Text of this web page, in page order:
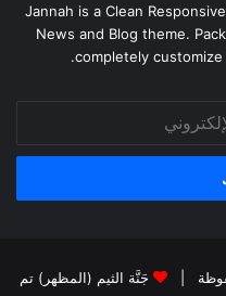
Jannah is a Clean
News and Blog theme.
completely
جَنَّة الثيم (المظهر) تم